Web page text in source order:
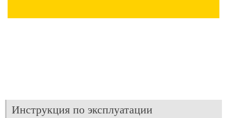
Инструкция по эксплуатации